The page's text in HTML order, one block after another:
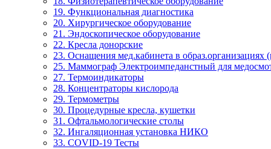
19. Функциональная диагностика
20. Хирургическое оборудование
21. Эндоскопическое оборудование
22. Кресла донорские
23. Оснащения мед.кабинета в
25. Маммограф Электроимпеданстный для
27. Термоиндикаторы
28. Концентраторы кислорода
29. Термометры
30. Процедурные кресла, кушетки
31. Офтальмологические столы
32. Ингаляционная установка НИКО
33. COVID-19 Тесты